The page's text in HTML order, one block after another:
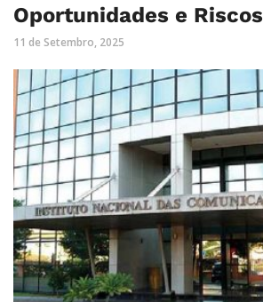
Oportunidades e Riscos
11 de Setembro, 2025